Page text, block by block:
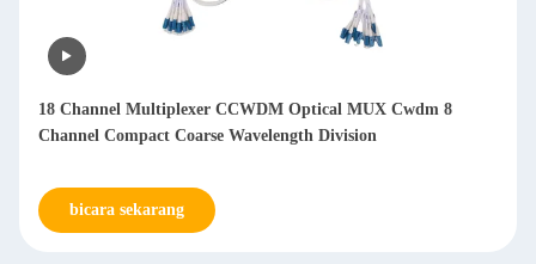
18 Channel Multiplexer CCWDM Optical MUX Cwdm 8
Channel Compact Coarse Wavelength Division
bicara sekarang